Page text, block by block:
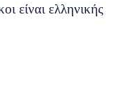
είναι ελληνικής